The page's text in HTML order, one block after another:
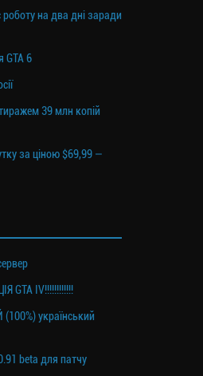
на два дні заради
GTA 6
39 млн копій
за ціною $69,99 —
GTA IV!!!!!!!!!!!!
український
beta для патчу